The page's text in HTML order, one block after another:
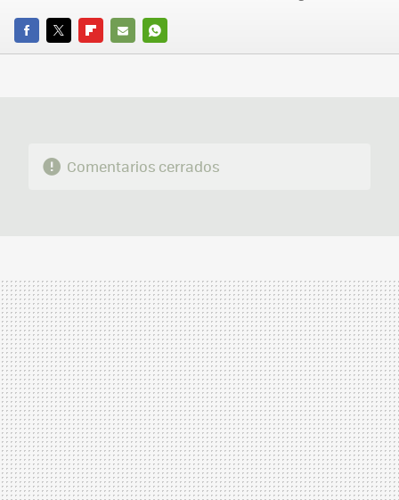
FACEBOOK
TWITTERFLIPBOARD
E-
WHATSAPP
Comentarios cerrados